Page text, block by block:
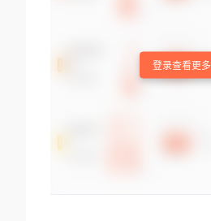
登录查看更多